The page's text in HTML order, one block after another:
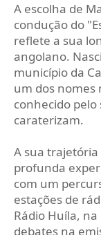
A escolha de
condução do
reflete a sua
angolano.
município da
um dos nomes
conhecido
caraterizam.
A sua
profunda
com um
estações de
Rádio Huíla,
debates na